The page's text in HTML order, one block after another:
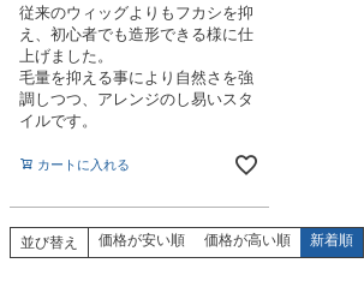
従来のウィッグよりもフカシを抑
え、初心者でも造形できる様に仕
上げました。
毛量を抑える事により自然さを強
調しつつ、アレンジのし易いスタ
イルです。
カートに入れる
並び替え 価格が安い順 価格が高い順 新着順